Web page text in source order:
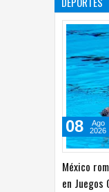
México
en Juegos
08
Ago
2026